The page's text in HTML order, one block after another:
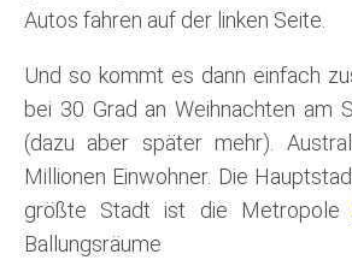
Autos fahren auf der linken Seite.
Und so kommt es dann einfach
bei 30 Grad an Weihnachten am
(dazu aber später mehr).
Millionen Einwohner. Die
größte Stadt ist die Metropole
Ballungsräume